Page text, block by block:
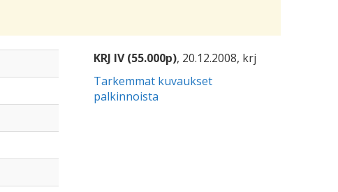
KRJ IV (55.000p), 20.12.2008, krj
Tarkemmat kuvaukset
palkinnoista